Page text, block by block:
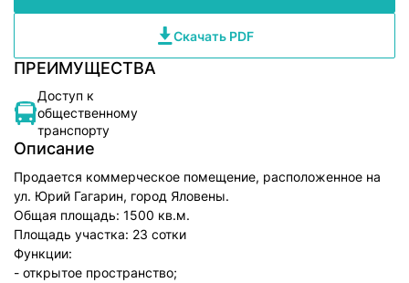
Скачать PDF
ПРЕИМУЩЕСТВА
Доступ к
общественному
транспорту
Описание
Продается коммерческое помещение, расположенное на
ул. Юрий Гагарин, город Яловены.
Общая площадь: 1500 кв.м.
Площадь участка: 23 сотки
Функции:
- открытое пространство;